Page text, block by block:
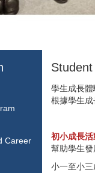
Career
學生成長
根據學生
初小成長活
幫助學生
小一至小